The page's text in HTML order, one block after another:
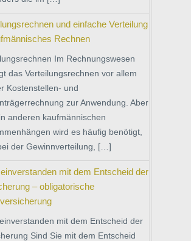
und einfache Verteilung
Rechnen
Im Rechnungswesen
das Verteilungsrechnen vor allem
Kostenstellen- und
zur Anwendung. Aber
anderen kaufmännischen
wird es häufig benötigt,
der Gewinnverteilung, […]
mit dem Entscheid der
– obligatorische
mit dem Entscheid der
Sind Sie mit dem Entscheid